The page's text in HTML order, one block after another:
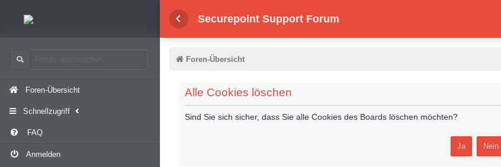
Securepoint Support Forum
Foren-Übersicht
Schnellzugriff
FAQ
Anmelden
Foren-Übersicht
Alle Cookies löschen
Sind Sie sich sicher, dass Sie alle Cookies des Boards löschen möchten?